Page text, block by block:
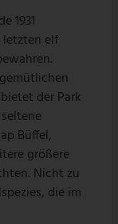
1931
letzten elf
der Park
Büffel,
größere
Nicht zu
die im